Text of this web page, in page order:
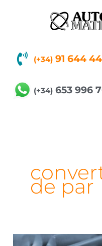
(+34) 91 644
(+34) 653 996
de par
Somos